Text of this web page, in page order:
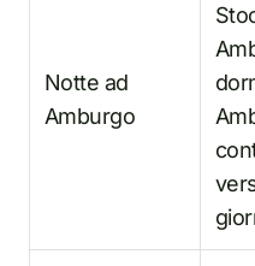
Notte ad
Amburgo